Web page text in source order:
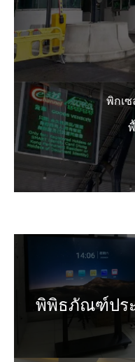
พิกเ
พิพิธภัณฑ์ปร